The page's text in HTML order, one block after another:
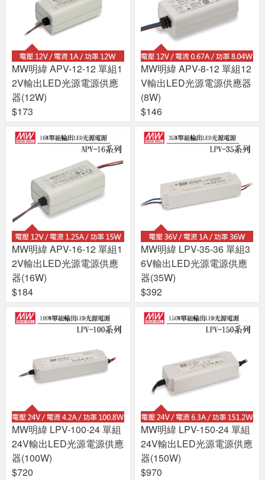
MW明緯 APV-12-12 單組1
2V輸出LED光源電源供應
器(12W)
$173
MW明緯 APV-8-12 單組12
V輸出LED光源電源供應器
(8W)
$146
MW明緯 APV-16-12 單組1
2V輸出LED光源電源供應
器(16W)
$184
MW明緯 LPV-35-36 單組3
6V輸出LED光源電源供應
器(35W)
$392
MW明緯 LPV-100-24 單組
24V輸出LED光源電源供應
器(100W)
$720
MW明緯 LPV-150-24 單組
24V輸出LED光源電源供應
器(150W)
$970